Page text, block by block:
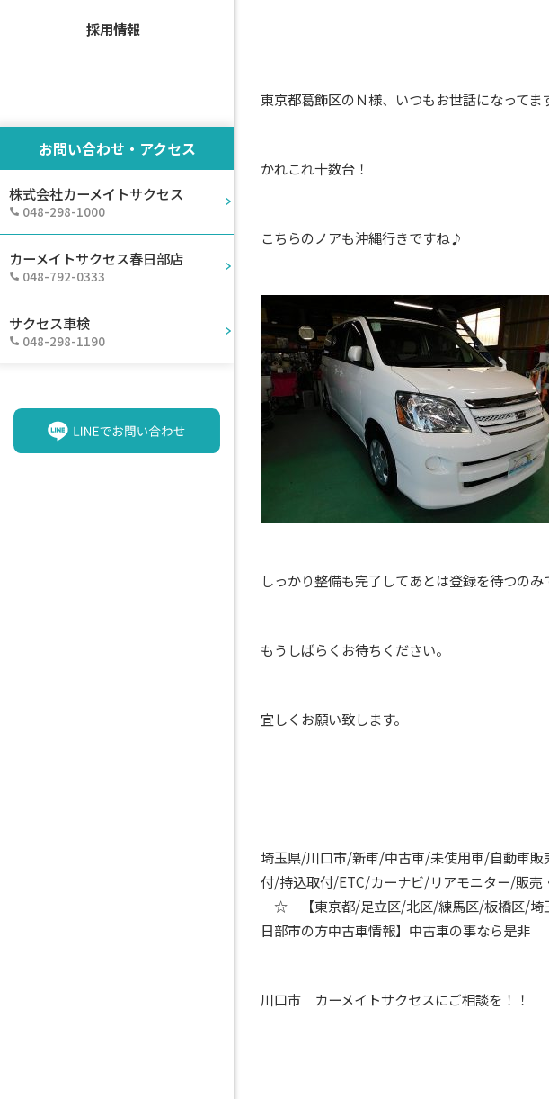
採用情報
お問い合わせ・アクセス
株式会社カーメイトサクセス
048-298-1000
カーメイトサクセス春日部店
048-792-0333
サクセス車検
048-298-1190
東京都葛飾区のＮ様、いつもお世話になってま
かれこれ十数台！
こちらのノアも沖縄行きですね♪
しっかり整備も完了してあとは登録を待つのみ
もうしばらくお待ちください。
宜しくお願い致します。
埼玉県/川口市/新車/中古車/未使用車/自動車
付/持込取付/ETC/カーナビ/リアモニター/販売
☆ 【東京都/足立区/北区/練馬区/板橋区/埼
日部市の方中古車情報】中古車の事なら是非
川口市 カーメイトサクセスにご相談を！！